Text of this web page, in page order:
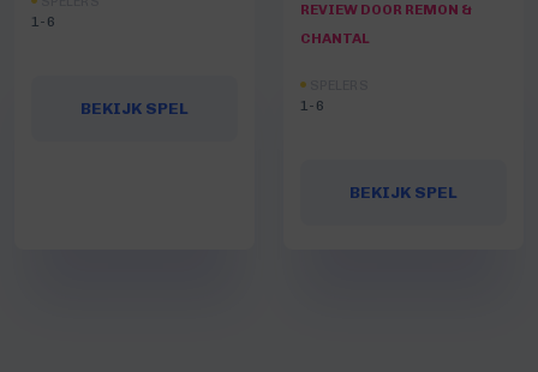
1-6
BEKIJK SPEL
REVIEW DOOR REMON &
CHANTAL
1-6
BEKIJK SPEL